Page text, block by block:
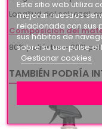
Longitud del cabezal:
Composición del
80% poliéster + 20%
TAMBIÉN PODRÍA
Este sitio web utiliza
mejorar nuestros
relacionada con sus
sus hábitos de
sobre su uso pulse
Gestionar cookies